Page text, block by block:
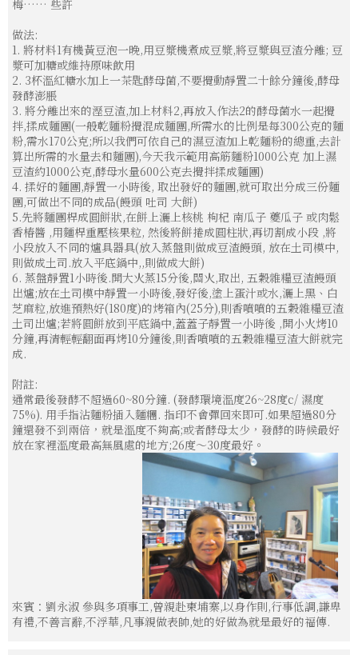
梅…… 些許
做法:
1. 將材料1有機黃豆泡一晚,用豆漿機煮成豆漿,將豆漿與豆渣分離; 豆
漿可加糖或維持原味飲用
2. 3杯溫紅糖水加上一茶匙酵母菌,不要攪動靜置二十餘分鐘後,酵母
發酵澎脹
3. 將分離出來的溼豆渣,加上材料2,再放入作法2的酵母菌水一起攪
拌,揉成麵團(一般乾麵粉攪混成麵團,所需水的比例是每300公克的麵
粉,需水170公克;所以我們可依自己的濕豆渣加上乾麵粉的總重,去計
算出所需的水量去和麵團),今天我示範用高筋麵粉1000公克 加上濕
豆渣約1000公克,酵母水量600公克去攪拌揉成麵團)
4. 揉好的麵團,靜置一小時後, 取出發好的麵團,就可取出分成三份麵
團,可做出不同的成品(饅頭 吐司 大餅)
5.先將麵團桿成圓餅狀,在餅上灑上核桃 枸杞 南瓜子 夔瓜子 或肉鬆
香椿醬 ,用麵桿重壓核果粒, 然後將餅捲成圓柱狀,再切割成小段 ,將
小段放入不同的爐具器具(放入蒸盤則做成豆渣饅頭, 放在土司模中,
則做成土司.放入平底鍋中,,則做成大餅)
6. 蒸盤靜置1小時後.開大火蒸15分後,關火,取出, 五穀雜糧豆渣饅頭
出爐;放在土司模中靜置一小時後,發好後,塗上蛋汁或水,灑上黑、白
芝麻粒,放進預熱好(180度)的烤箱內(25分),則香噴噴的五穀雜糧豆渣
土司出爐;若將圓餅放到平底鍋中,蓋蓋子靜置一小時後 ,開小火烤10
分鐘,再清輕輕翻面再烤10分鐘後,則香噴噴的五穀雜糧豆渣大餅就完
成.
附註:
通常最後發酵不超過60~80分鐘. (發酵環境溫度26~28度c/ 濕度
75%). 用手指沾麵粉插入麵糰. 指印不會彈回來即可.如果超過80分
鐘還發不到兩倍，就是溫度不夠高;或者酵母太少，發酵的時候最好
放在家裡溫度最高無風處的地方;26度～30度最好。
來賓：劉永淑 參與多項事工,曾親赴柬埔寨,以身作則,行事低調,謙卑
有禮,不善言辭,不浮華,凡事親做表帥,她的好做為就是最好的福傳.